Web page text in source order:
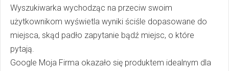
Wyszukiwarka wychodząc na przeciw swoim
użytkownikom wyświetla wyniki ściśle dopasowane do
miejsca, skąd padło zapytanie bądź miejsc, o które
pytają.
Google Moja Firma okazało się produktem idealnym dla